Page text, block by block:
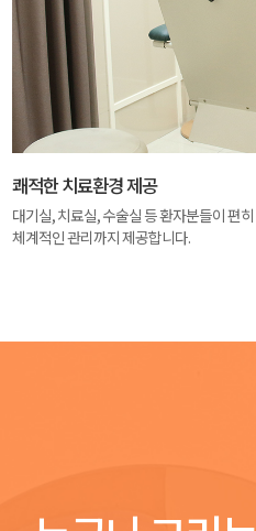
쾌적한 치료환경 제공
대기실, 치료실, 수술실 등 환자분들이 편
체계적인 관리까지 제공합니다.